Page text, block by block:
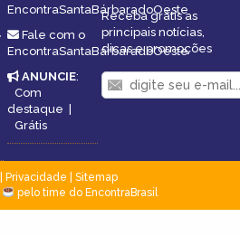
EncontraSantaBárbaradoOeste
Fale com o
EncontraSantaBárbaradoOeste
ANUNCIE:
Com
destaque |
Grátis
Receba grátis as
principais notícias,
dicas e promoções
Privacidade
Sitemap
pelo time do EncontraBrasil